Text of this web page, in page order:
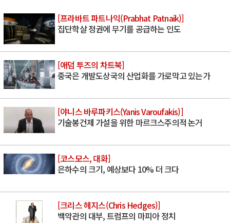
[프라바트 파트나익(Prabhat Patnaik)]
집단학살 정권에 무기를 공급하는 인도
[애덤 투즈의 차트북]
중국은 개발도상국의 산업화를 가로막고 있는가
[야니스 바루파키스(Yanis Varoufakis)]
기술봉건제 가설을 위한 마르크스주의적 논거
[코스모스, 대화]
은하수의 크기, 예상보다 10% 더 크다
[크리스 헤지스(Chris Hedges)]
백악관의 대부, 트럼프의 마피아 정치